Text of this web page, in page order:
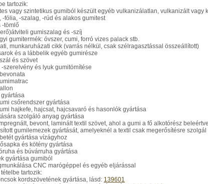
tartozik:
vagy szintetikus gumiból készült egyéb vulkanizálatlan, vulkanizált vagy
-fólia, -szalag, -rúd és alakos gumitest
-tömlő
gumiszalag és -szíj
gumitermék: óvszer, cumi, forró vizes palack stb.
munkaruházati cikk (varrás nélkül, csak szélragasztással összeállított)
és a lábbelik egyéb gumirésze
és szövet
szerelvény és lyuk gumitömítése
csőrendszer gyártása
hajkefe, hajcsat, hajcsavaró és hasonlók gyártása
szolgáló anyag gyártása
bevont, laminált textil szövet, ahol a gumi a fő alkotórész
gumilemezek gyártását, amelyeknél a textil csak megerősítésre szolgál
gyártása vízágyhoz
és kötény gyártása
és búvárruha gyártása
gyártása gumiból
CNC marógéppel és egyéb eljárással
tartozik:
kordszövetének gyártása, lásd: 139601